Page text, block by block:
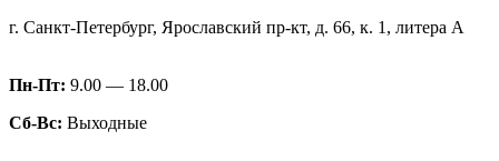
г. Санкт-Петербург, Ярославский пр-кт, д. 66, к. 1, литера А
Пн-Пт: 9.00 — 18.00
Сб-Вс: Выходные